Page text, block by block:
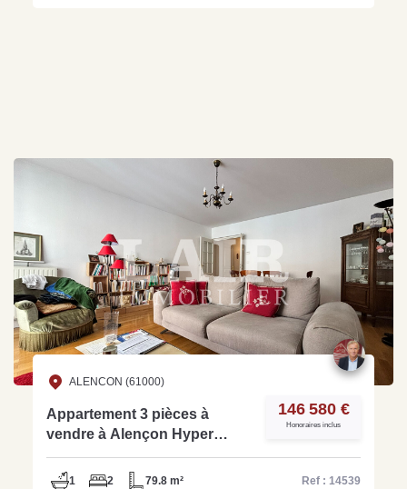
ALENCON (61000)
Appartement 3 pièces à
vendre à Alençon Hyper
centre - Réf: 14539
146 580 €
Honoraires inclus
1 2 79.8 m² Ref : 14539